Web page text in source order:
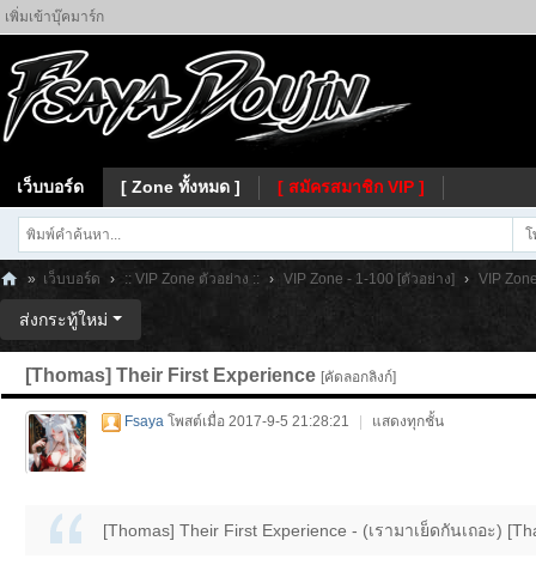
เพิ่มเข้าบุ๊คมาร์ก
เว็บบอร์ด [ Zone ทั้งหมด ] [ สมัครสมาชิก VIP ]
ay
» เว็บบอร์ด › :: VIP Zone ตัวอย่าง :: › VIP Zone - 1-100 [ตัวอย่าง] › VIP
ส่งกระทู้ใหม่
[Thomas] Their First Experience [คัดลอกลิงก์]
Fsaya โพสต์เมื่อ 2017-9-5 21:28:21 แสดงทุกชั้น
[Thomas] Their First Experience - (เรามาเย็ดกันเถอะ)